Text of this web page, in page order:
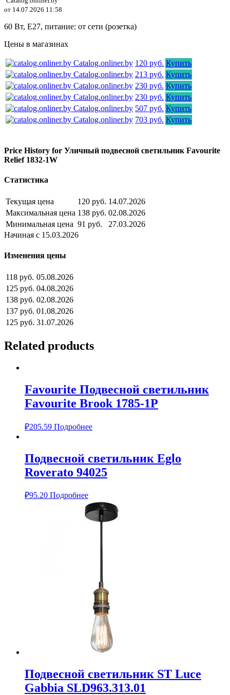
от 14.07.2026 11:58
60 Вт, E27, питание: от сети (розетка)
Цены в магазинах
Catalog.onliner.by 120 руб. Купить
Catalog.onliner.by 213 руб. Купить
Catalog.onliner.by 230 руб. Купить
Catalog.onliner.by 230 руб. Купить
Catalog.onliner.by 507 руб. Купить
Catalog.onliner.by 703 руб. Купить
Price History for Уличный подвесной светильник Favourite
Relief 1832-1W
Статистика
Текущая цена 120 руб. 14.07.2026
Максимальная цена 138 руб. 02.08.2026
Минимальная цена 91 руб.
27.03.2026
Начиная с 15.03.2026
Изменения цены
118 руб. 05.08.2026
125 руб. 04.08.2026
138 руб. 02.08.2026
137 руб. 01.08.2026
125 руб. 31.07.2026
Related products
Favourite Подвесной светильник
Favourite Brook 1785-1P
₽205.59 Подробнее
Подвесной светильник Eglo
Roverato 94025
₽95.20 Подробнее
Подвесной светильник ST Luce
Gabbia SLD963.313.01